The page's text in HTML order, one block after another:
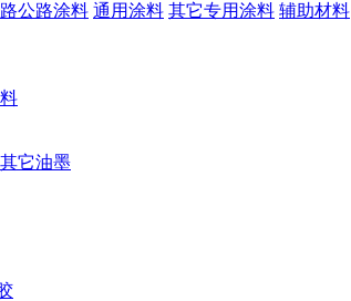
公路涂料 通用涂料 其它专用涂料 辅助材料
其它油墨